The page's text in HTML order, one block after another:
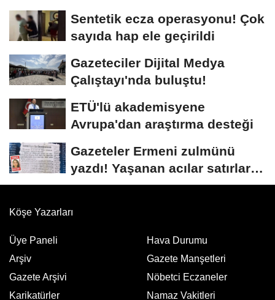
Sentetik ecza operasyonu! Çok
sayıda hap ele geçirildi
Gazeteciler Dijital Medya
Çalıştayı'nda buluştu!
ETÜ'lü akademisyene
Avrupa'dan araştırma desteği
Gazeteler Ermeni zulmünü
yazdı! Yaşanan acılar satırlara
böyle...
Köşe Yazarları
Üye Paneli
Arşiv
Gazete Arşivi
Karikatürler
Hava Durumu
Gazete Manşetleri
Nöbetci Eczaneler
Namaz Vakitleri